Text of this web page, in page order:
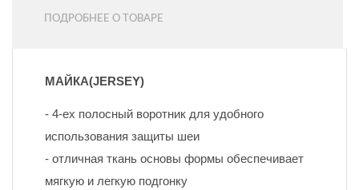
ПОДРОБНЕЕ О ТОВАРЕ
МАЙКА(JERSEY)
- 4-ех полосный воротник для удобного
использования защиты шеи
- отличная ткань основы формы обеспечивает
мягкую и легкую подгонку